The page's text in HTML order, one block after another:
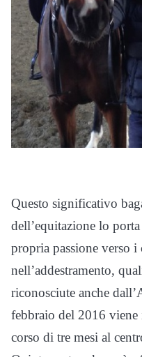
Questo significativo
dell’equitazione lo
propria passione verso i
nell’addestramento,
riconosciute anche
febbraio del 2016 viene
corso di tre mesi al